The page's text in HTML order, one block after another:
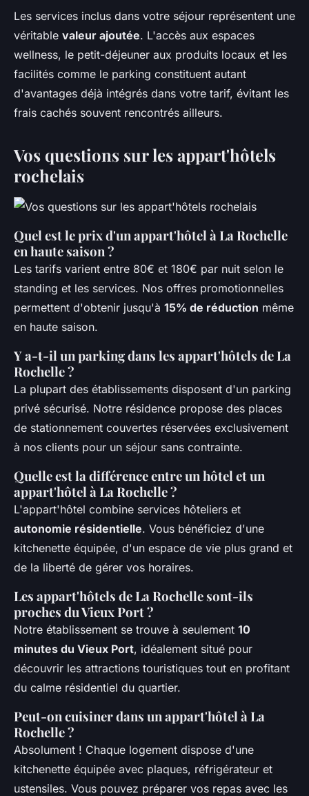
Les services inclus dans votre séjour représentent une
véritable valeur ajoutée. L'accès aux espaces
wellness, le petit-déjeuner aux produits locaux et les
facilités comme le parking constituent autant
d'avantages déjà intégrés dans votre tarif, évitant les
frais cachés souvent rencontrés ailleurs.
Vos questions sur les appart'hôtels
rochelais
Quel est le prix d'un appart'hôtel à La Rochelle
en haute saison ?
Les tarifs varient entre 80€ et 180€ par nuit selon le
standing et les services. Nos offres promotionnelles
permettent d'obtenir jusqu'à 15% de réduction même
en haute saison.
Y a-t-il un parking dans les appart'hôtels de La
Rochelle ?
La plupart des établissements disposent d'un parking
privé sécurisé. Notre résidence propose des places
de stationnement couvertes réservées exclusivement
à nos clients pour un séjour sans contrainte.
Quelle est la différence entre un hôtel et un
appart'hôtel à La Rochelle ?
L'appart'hôtel combine services hôteliers et
autonomie résidentielle. Vous bénéficiez d'une
kitchenette équipée, d'un espace de vie plus grand et
de la liberté de gérer vos horaires.
Les appart'hôtels de La Rochelle sont-ils
proches du Vieux Port ?
Notre établissement se trouve à seulement 10
minutes du Vieux Port, idéalement situé pour
découvrir les attractions touristiques tout en profitant
du calme résidentiel du quartier.
Peut-on cuisiner dans un appart'hôtel à La
Rochelle ?
Absolument ! Chaque logement dispose d'une
kitchenette équipée avec plaques, réfrigérateur et
ustensiles. Vous pouvez préparer vos repas avec les